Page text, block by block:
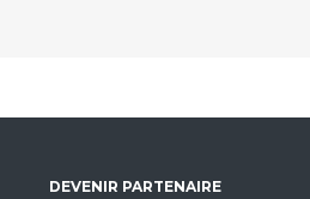
DEVENIR PARTENAIRE